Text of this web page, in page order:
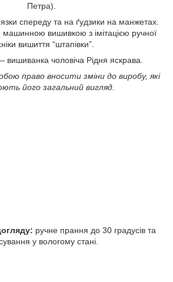
Петра).
спереду та на ґудзики на манжетах.
машинною вишивкою з імітацією ручної
вишиття “штапівки”.
вишиванка чоловіча Рідня яскрава.
право вносити зміни до виробу, які
його загальний вигляд.
ручне прання до 30 градусів та
у вологому стані.